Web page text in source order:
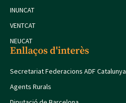
INUNCAT
VENTCAT
NEUCAT
Enllaços d'interès
Secretariat Federacions ADF Catalunya
Agents Rurals